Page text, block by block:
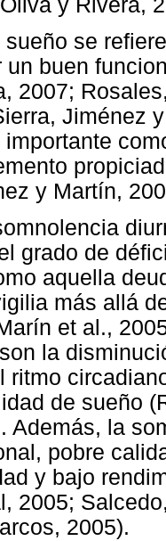
y Rivera,
se
un buen
2007;
Jiménez
y Martín,
grado de
aquella
más allá
et al.,
la
ritmo
de sueño
Además, la
pobre
y bajo
2005;
2005).